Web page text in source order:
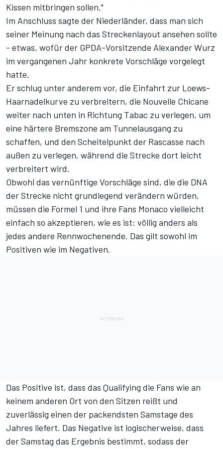
Kissen mitbringen sollen."
Im Anschluss sagte der Niederländer, dass man sich
seiner Meinung nach das Streckenlayout ansehen sollte
- etwas, wofür der GPDA-Vorsitzende Alexander Wurz
im vergangenen Jahr konkrete Vorschläge vorgelegt
hatte.
Er schlug unter anderem vor, die Einfahrt zur Loews-
Haarnadelkurve zu verbreitern, die Nouvelle Chicane
weiter nach unten in Richtung Tabac zu verlegen, um
eine härtere Bremszone am Tunnelausgang zu
schaffen, und den Scheitelpunkt der Rascasse nach
außen zu verlegen, während die Strecke dort leicht
verbreitert wird.
Obwohl das vernünftige Vorschläge sind, die die DNA
der Strecke nicht grundlegend verändern würden,
müssen die Formel 1 und ihre Fans Monaco vielleicht
einfach so akzeptieren, wie es ist: völlig anders als
jedes andere Rennwochenende. Das gilt sowohl im
Positiven wie im Negativen.
Das Positive ist, dass das Qualifying die Fans wie an
keinem anderen Ort von den Sitzen reißt und
zuverlässig einen der packendsten Samstage des
Jahres liefert. Das Negative ist logischerweise, dass
der Samstag das Ergebnis bestimmt, sodass der